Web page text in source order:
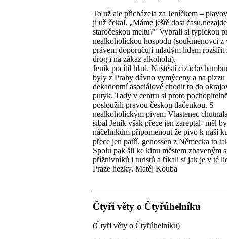
To už ale přicházela za Jeníčkem –
ji už čekal. „Máme ještě dost
staročeskou meltu?" Vybrali si typickou
nealkoholickou hospodu (soukmenovci z
právem doporučují mladým lidem rozšířit
drog i na zákaz alkoholu).
Jeník pocítil hlad. Naštěstí cizácké
byly z Prahy dávno vymýceny a na pizzu
dekadentní asociálové chodit to do
putyk. Tady v centru si proto
posloužili pravou českou tlačenkou. S
nealkoholickým pivem Vlastenec
šibal Jeník však přece jen zareptal- měl
náčelníkům připomenout že pivo k naší
přece jen patří, genossen z Německa to
Spolu pak šli ke kinu městem zbaveným
přížnivníků i turistů a říkali si jak je v té
Praze hezky. Matěj Kouba
Čtyři věty o Čtyřúhelníku
(Čtyři věty o Čtyřúhelníku)